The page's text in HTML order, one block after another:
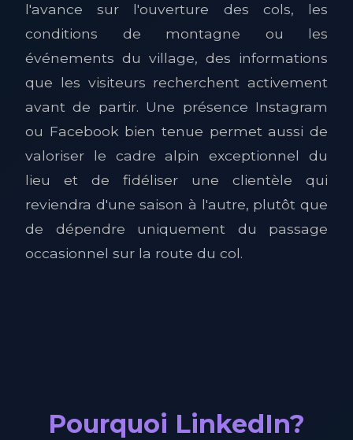
l'avance sur l'ouverture des cols, les
conditions de montagne ou les
événements du village, des informations
que les visiteurs recherchent activement
avant de partir. Une présence Instagram
ou Facebook bien tenue permet aussi de
valoriser le cadre alpin exceptionnel du
lieu et de fidéliser une clientèle qui
reviendra d'une saison à l'autre, plutôt que
de dépendre uniquement du passage
occasionnel sur la route du col.
Pourquoi LinkedIn?